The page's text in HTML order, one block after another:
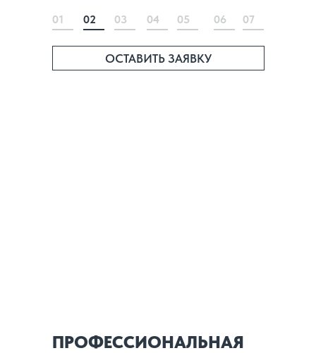
ОСТАВИТЬ ЗАЯВКУ
06 07
05
04
03
01 02
ПРОФЕССИОНАЛЬНАЯ